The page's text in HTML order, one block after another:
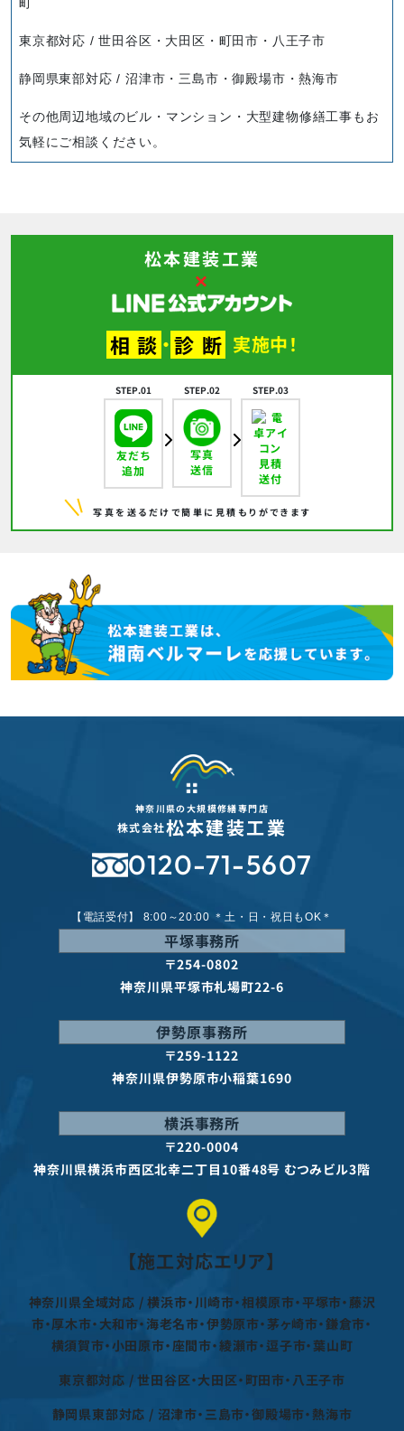
東京都対応 / 世田谷区・大田区・町田市・八王子市
静岡県東部対応 / 沼津市・三島市・御殿場市・熱海市
その他周辺地域のビル・マンション・大型建物修繕工事もお
気軽にご相談ください。
松本建装工業
×
相 談 ・ 診 断 実施中！
STEP.01
友だち
追加
STEP.02
写真
送信
STEP.03
見積
送付
写真を送るだけで簡単に見積もりができます
神奈川県の大規模修繕専門店
株式会社松本建装工業
0120-71-5607
【電話受付】 8:00～20:00 ＊土・日・祝日もOK＊
平塚事務所
〒254-0802
神奈川県平塚市札場町22-6
伊勢原事務所
〒259-1122
神奈川県伊勢原市⼩稲葉1690
横浜事務所
〒220-0004
神奈川県横浜市西区北幸二丁目10番48号 むつみビル3階
【施工対応エリア】
神奈川県全域対応 / 横浜市・川崎市・相模原市・平塚市・藤沢
市・厚木市・大和市・海老名市・伊勢原市・茅ヶ崎市・鎌倉市・
横須賀市・小田原市・座間市・綾瀬市・逗子市・葉山町
東京都対応 / 世田谷区・大田区・町田市・八王子市
静岡県東部対応 / 沼津市・三島市・御殿場市・熱海市